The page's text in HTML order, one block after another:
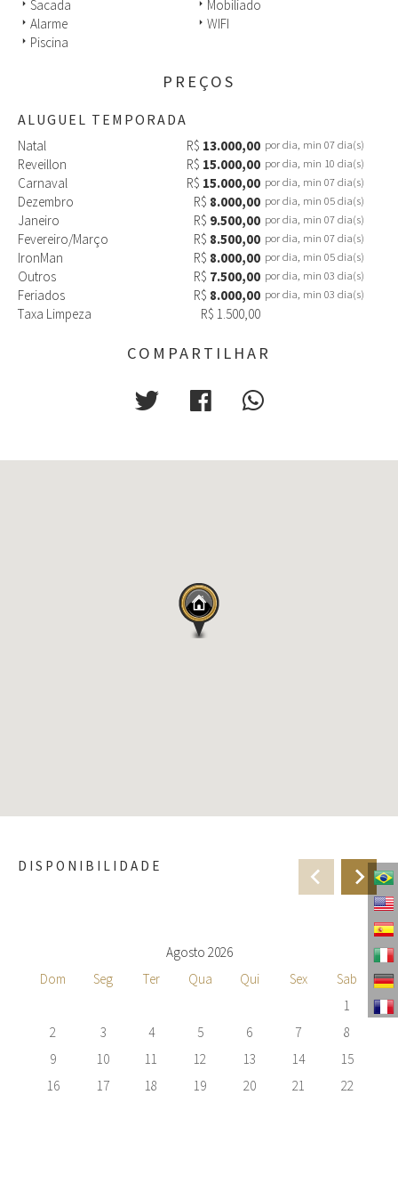
arrow_right Sacada arrow_right Mobiliado
arrow_right Alarme arrow_right WIFI
arrow_right Piscina
PREÇOS
ALUGUEL TEMPORADA
Natal R$ 13.000,00 por dia, min 07 dia(s)
Reveillon R$ 15.000,00 por dia, min 10 dia(s)
Carnaval R$ 15.000,00 por dia, min 07 dia(s)
Dezembro R$ 8.000,00 por dia, min 05 dia(s)
Janeiro R$ 9.500,00 por dia, min 07 dia(s)
Fevereiro/Março R$ 8.500,00 por dia, min 07 dia(s)
IronMan R$ 8.000,00 por dia, min 05 dia(s)
Outros R$ 7.500,00 por dia, min 03 dia(s)
Feriados R$ 8.000,00 por dia, min 03 dia(s)
Taxa Limpeza R$ 1.500,00
COMPARTILHAR
DISPONIBILIDADE
Agosto 2026
Dom
Seg Ter Qua Qui Sex
Sab
1
2
3 4 5 6 7
8
9
10 11 12 13 14
15
16
17 18 19 20 21
22